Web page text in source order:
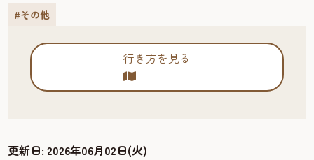
#その他
行き方を見る
更新日:2026年06月02日(火)